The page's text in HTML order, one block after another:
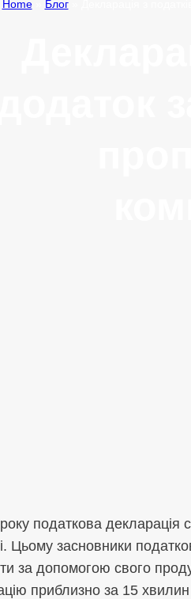
Home» Блог»
податкова декларація
Цьому засновники
за допомогою свого
приблизно за 15